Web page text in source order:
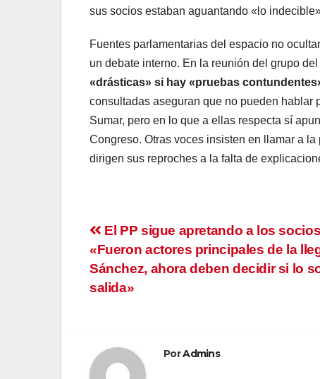
sus socios estaban aguantando «lo
Fuentes parlamentarias del espacio no
un debate interno. En la reunión del grupo
«drásticas» si hay «pruebas
consultadas aseguran que no pueden hablar
Sumar, pero en lo que a ellas respecta sí
Congreso. Otras voces insisten en llamar a
dirigen sus reproches a la falta de
Navegación
de
entradas
El PP sigue apretando a los
«Fueron actores principales de la
Sánchez, ahora deben decidir si lo
salida»
PorAdmins